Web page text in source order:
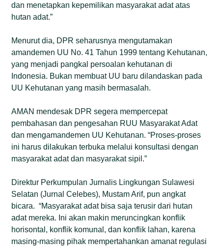
dan menetapkan kepemilikan masyarakat adat atas
hutan adat.”
Menurut dia, DPR seharusnya mengutamakan
amandemen UU No. 41 Tahun 1999 tentang Kehutanan,
yang menjadi pangkal persoalan kehutanan di
Indonesia. Bukan membuat UU baru dilandaskan pada
UU Kehutanan yang masih bermasalah.
AMAN mendesak DPR segera mempercepat
pembahasan dan pengesahan RUU Masyarakat Adat
dan mengamandemen UU Kehutanan. “Proses-proses
ini harus dilakukan terbuka melalui konsultasi dengan
masyarakat adat dan masyarakat sipil.”
Direktur Perkumpulan Jurnalis Lingkungan Sulawesi
Selatan (Jurnal Celebes), Mustam Arif, pun angkat
bicara. “Masyarakat adat bisa saja terusir dari hutan
adat mereka. Ini akan makin meruncingkan konflik
horisontal, konflik komunal, dan konflik lahan, karena
masing-masing pihak mempertahankan amanat regulasi